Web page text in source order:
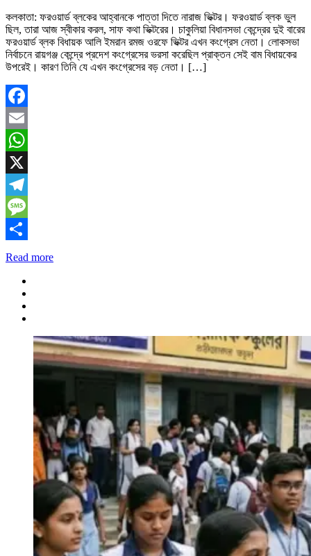
কলকাতা: ফরওয়ার্ড ব্লকের আহ্বানকে পাত্তা দিতে নারাজ ভিক্টর। ফরওয়ার্ড ব্লক ভুল
ছিল, তারা আজ স্বীকার করল, সাফ কথা ভিক্টরের। চাকুলিয়া বিধানসভা কেন্দ্রের দুই বারের
ফরওয়ার্ড ব্লক বিধায়ক আলি ইমরান রমজ ওরফে ভিক্টর এখন কংগ্রেস নেতা। লোকসভা
নির্বাচনে রায়গঞ্জ কেন্দ্রে প্রদেশ কংগ্রেসের ভরসা করেছিল প্রাক্তন সেই বাম বিধায়কের
উপরেই। কারণ তিনি যে এখন কংগ্রেসের বড় নেতা। […]
Facebook
Email
WhatsApp
X
Telegram
Message
Share
Read more